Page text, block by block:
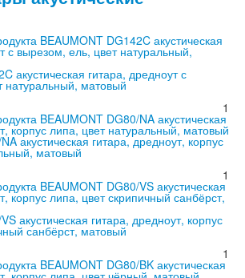
акустическая гитара, дредноут с
натуральный, матовый
1
акустическая гитара, дредноут, корпус
матовый
1
акустическая гитара, дредноут, корпус
санбёрст, матовый
1